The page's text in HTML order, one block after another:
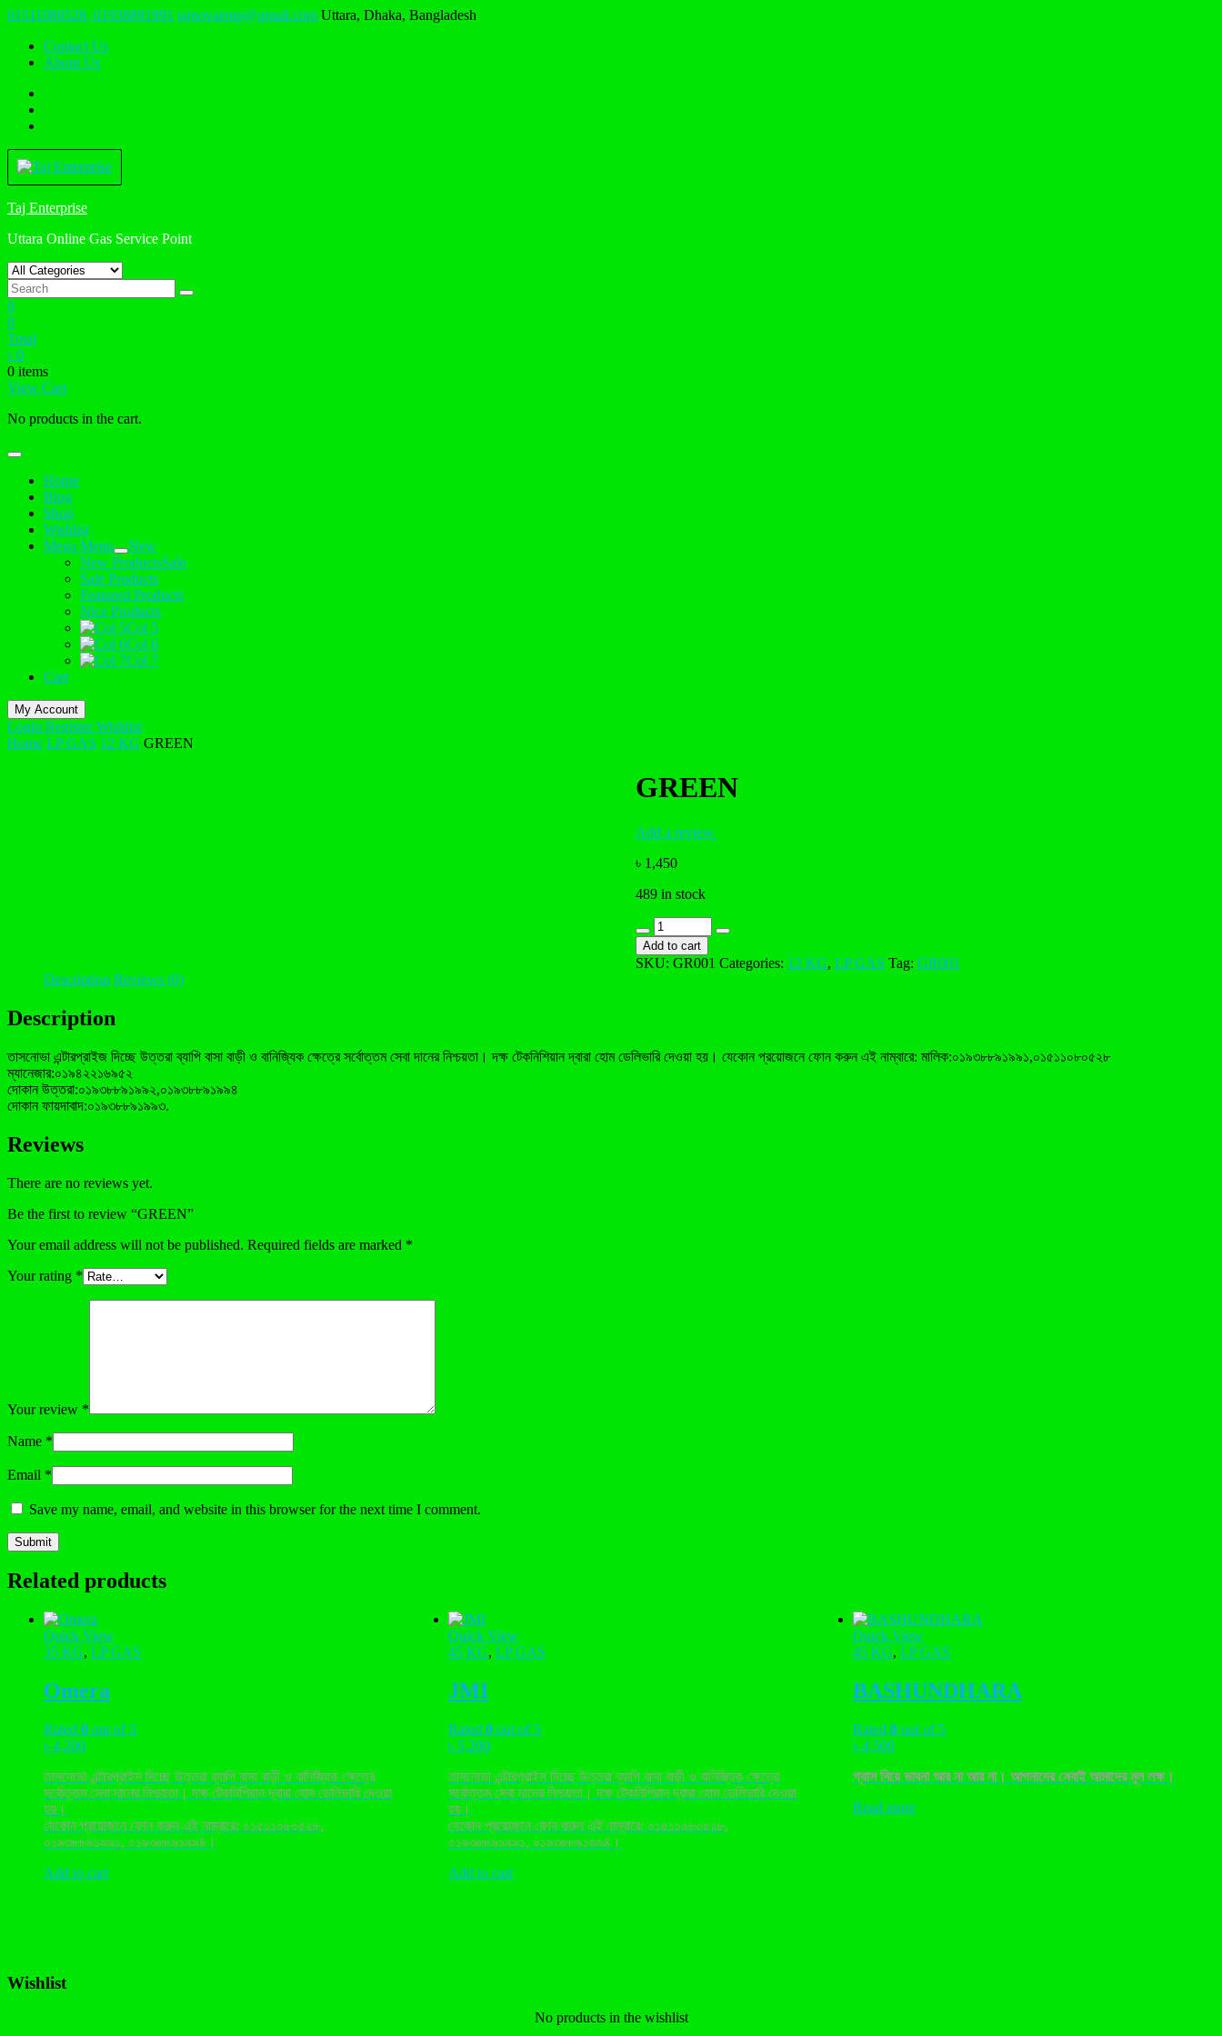
Skip
content
01511080528, 01938891991 tajnovaentp@gmail.com Uttara, Dhaka, Bangladesh
Contact Us
About Us
Taj Enterprise
Uttara Online Gas Service Point
0
0
Total
৳ 0
0 items
View Cart
No products in the cart.
Home
Blog
Shop
Wishlist
Mega Menu
New
New ProductsSale
Sale Products
Featured Products
Nice Products
Col 5
Col 6
Col 7
Cart
My Account
Login RegisterWishlist
Home LP GAS 12 KG GREEN
GREEN
Add a review.
৳ 1,450
489 in stock
GREEN
quantity
Add to cart
SKU: GR001 Categories: 12 KG, LP GAS Tag: GR001
Description Reviews (0)
Description
তাসনোভা এন্টারপ্রাইজ দিচ্ছে উত্তরা ব্যাপি বাসা বাড়ী ও বানিজ্যিক ক্ষেত্রে সর্বোত্তম সেবা দানের নিশ্চয়তা। দক্ষ টেকনিশিয়ান দ্বারা হোম ডেলিভারি দেওয়া হয়। যেকোন প্রয়োজনে ফোন করুন এই নাম্বারে: মালিক:০১৯৩৮৮৯১৯৯১,০১৫১১০৮০৫২৮
ম্যানেজার:০১৯৪২২১৬৯৫২
দোকান উত্তরা:০১৯৩৮৮৯১৯৯২,০১৯৩৮৮৯১৯৯৪
দোকান ফায়দাবাদ:০১৯৩৮৮৯১৯৯৩.
Reviews
There are no reviews yet.
Be the first to review “GREEN”
Your email address will not be published. Required fields are marked *
Your rating *
Your review *
Name *
Email *
Save my name, email, and website in this browser for the next time I comment.
Related products
Quick View
35 KG, LP GAS
Omera
Rated 0 out of 5
৳ 4,200
তাসনোভা এন্টারপ্রাইস দিচ্ছে উত্তরা ব্যাপি বাসা বাড়ী ও বানিজ্যিক ক্ষেত্রে
সর্বোত্তম সেবা দানের নিশ্চয়তা। দক্ষ টেকনিশিয়ান দ্বারা হোম ডেলিভারি দেওয়া
হয়।
যেকোন প্রয়োজনে ফোন করুন এই নাম্বারে: ০১৫১১০৮০৫২৮,
০১৯৩৮৮৯১৯৯১, ০১৯৩৮৮৯১৯৯৪।
Add to cart
Quick View
45 KG, LP GAS
JMI
Rated 0out of 5
৳ 5,200
তাসনোভা এন্টারপ্রাইস দিচ্ছে উত্তরা ব্যাপি বাসা বাড়ী ও বানিজ্যিক ক্ষেত্রে
সর্বোত্তম সেবা দানের নিশ্চয়তা। দক্ষ টেকনিশিয়ান দ্বারা হোম ডেলিভারি দেওয়া
হয়।
যেকোন প্রয়োজনে ফোন করুন এই নাম্বারে: ০১৫১১০৮০৫২৮,
০১৯৩৮৮৯১৯৯১, ০১৯৩৮৮৯১৯৯৪।
Add to cart
Quick View
45 KG, LP GAS
BASHUNDHARA
Rated 0out of 5
৳ 4,500
গ্যাস নিয়ে ভাবনা আর না আর না। আপনাদের সেবাই আমাদের মূল লক্ষ।
Read more
Wishlist
No products in the wishlist